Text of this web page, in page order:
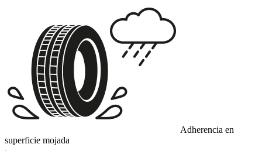
Adherencia en
superficie mojada
C